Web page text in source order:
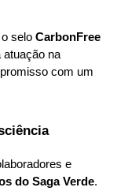
selo CarbonFree
com um
e
do Saga Verde.